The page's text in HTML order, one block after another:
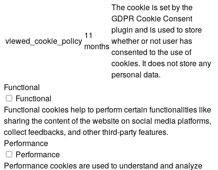
viewed_cookie_policy
11
months
The cookie is set by the
GDPR Cookie Consent
plugin and is used to store
whether or not user has
consented to the use of
cookies. It does not store any
personal data.
Functional
Functional
Functional cookies help to perform certain functionalities like
sharing the content of the website on social media platforms,
collect feedbacks, and other third-party features.
Performance
Performance
Performance cookies are used to understand and analyze